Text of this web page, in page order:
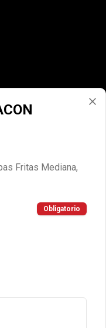
Fritas Mediana,
Obligatorio